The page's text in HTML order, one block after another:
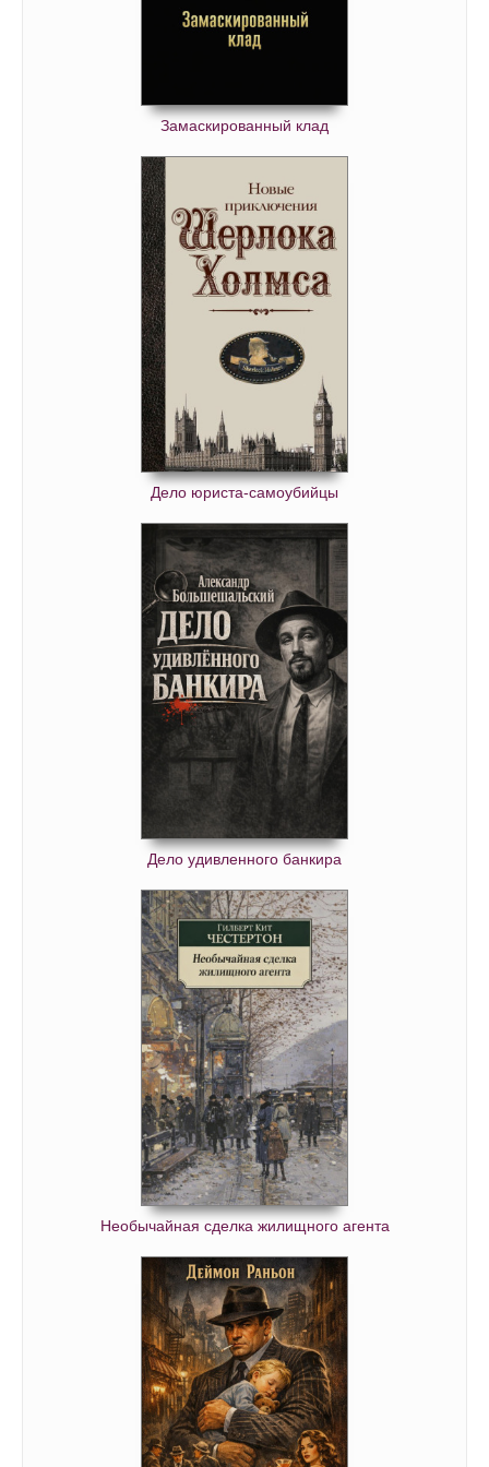
Замаскированный клад
Дело юриста-самоубийцы
Дело удивленного банкира
Необычайная сделка жилищного агента